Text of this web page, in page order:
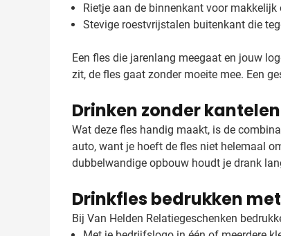
Rietje aan de binnenkant voor makkelijk
Stevige roestvrijstalen buitenkant die
Een fles die jarenlang meegaat en jouw
zit, de fles gaat zonder moeite mee. Een
Drinken zonder kantelen
Wat deze fles handig maakt, is de
auto, want je hoeft de fles niet helemaal
dubbelwandige opbouw houdt je drank
Drinkfles bedrukken
Bij Van Helden Relatiegeschenken